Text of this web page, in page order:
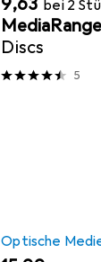
bei 2
MediaRange
Discs
5
Optische